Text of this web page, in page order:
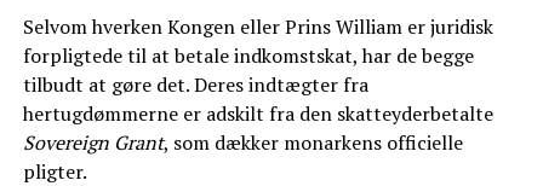
Selvom hverken Kongen eller Prins William er juridisk
forpligtede til at betale indkomstskat, har de begge
tilbudt at gøre det. Deres indtægter fra
hertugdømmerne er adskilt fra den skatteyderbetalte
Sovereign Grant, som dækker monarkens officielle
pligter.